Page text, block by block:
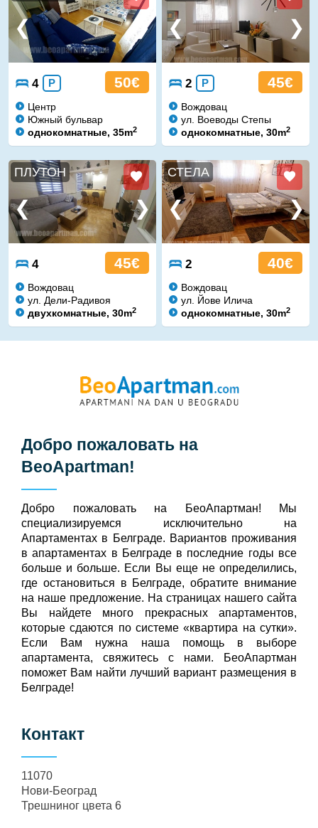
4 P 50€
Центр
Южный бульвар
однокомнатные, 35m2
2 P 45€
Вождовац
ул. Воеводы Степы
однокомнатные, 30m2
ПЛУТОН
4 45€
Вождовац
ул. Дели-Радивоя
двухкомнатные, 30m2
СТЕЛА
2 40€
Вождовац
ул. Йове Илича
однокомнатные, 30m2
Добро пожаловать на
BeoApartman!
Добро пожаловать на БeoАпартман! Мы
специализируемся исключительно на
Апартаментах в Белграде. Вариантов проживания
в апартаментах в Белграде в последние годы все
больше и больше. Если Вы еще не определились,
где остановиться в Белграде, обратите внимание
на наше предложение. На страницах нашего сайта
Вы найдете много прекрасных апартаментов,
которые сдаются по системе «квартира на сутки».
Если Вам нужна наша помощь в выборе
апартамента, свяжитесь с нами. БеоАпартман
поможет Вам найти лучший вариант размещения в
Белграде!
Контакт
11070
Нови-Београд
Трешниног цвета 6